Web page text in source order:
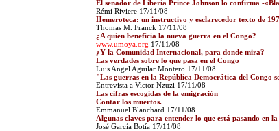
El senador de Liberia Prince Johnson lo confirma -
Rémi Riviere 17/11/08
Hemeroteca: un instructivo y esclarecedor texto de
Thomas M. Franck 17/11/08
¿A quien beneficia la nueva guerra en el Congo?
www.umoya.org 17/11/08
¿Y la Comunidad Internacional, para donde mira?
Las verdades sobre lo que pasa en el Congo
Luis Angel Aguilar Montero 17/11/08
"Las guerras en la República Democrática del Congo
Entrevista a Victor Nzuzi 17/11/08
Las cifras escogidas de la emigración
Contar los muertos.
Emmanuel Blanchard 17/11/08
Algunas claves para entender lo que está pasando en
José García Botía 17/11/08